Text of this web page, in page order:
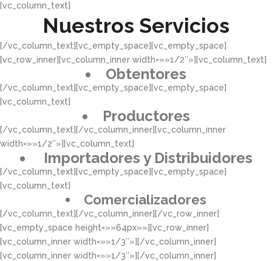
[vc_column_text]
Nuestros Servicios
[/vc_column_text][vc_empty_space][vc_empty_space]
[vc_row_inner][vc_column_inner width=»»1/2″»][vc_column_text]
Obtentores
[/vc_column_text][vc_empty_space][vc_empty_space]
[vc_column_text]
Productores
[/vc_column_text][/vc_column_inner][vc_column_inner
width=»»1/2″»][vc_column_text]
Importadores y Distribuidores
[/vc_column_text][vc_empty_space][vc_empty_space]
[vc_column_text]
Comercializadores
[/vc_column_text][/vc_column_inner][/vc_row_inner]
[vc_empty_space height=»»64px»»][vc_row_inner]
[vc_column_inner width=»»1/3″»][/vc_column_inner]
[vc_column_inner width=»»1/3″»][/vc_column_inner]